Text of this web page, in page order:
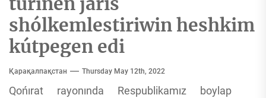
shólkemlestiriwin heshkim
kútpegen edi
Қарақалпақстан Thursday May 12th, 2022
Qońırat rayonında Respublikamız boylap